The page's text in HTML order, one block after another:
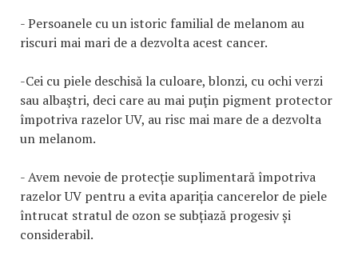
- Persoanele cu un istoric familial de melanom au
riscuri mai mari de a dezvolta acest cancer.
-Cei cu piele deschisă la culoare, blonzi, cu ochi verzi
sau albaştri, deci care au mai puţin pigment protector
împotriva razelor UV, au risc mai mare de a dezvolta
un melanom.
- Avem nevoie de protecție suplimentară împotriva
razelor UV pentru a evita apariția cancerelor de piele
întrucat stratul de ozon se subțiază progesiv și
considerabil.